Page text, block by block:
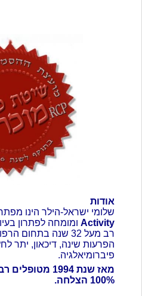
אודות
שלומי ישראל-הילר הינו
Activity ומומחה לפתרון
רב מעל 32 שנה
הפרעות שינה, דיכאון, יתר
פיברומיאלגיה.
100% הצלחה.